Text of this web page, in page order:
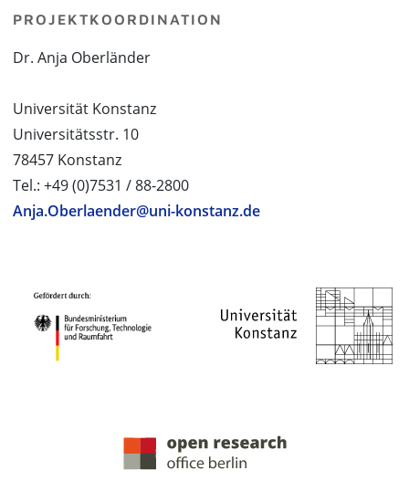
PROJEKTKOORDINATION
Dr. Anja Oberländer
Universität Konstanz
Universitätsstr. 10
78457 Konstanz
Tel.: +49 (0)7531 / 88-2800
Anja.Oberlaender@uni-konstanz.de